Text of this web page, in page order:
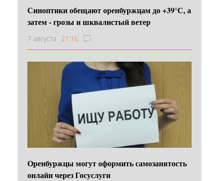
Синоптики обещают оренбуржцам до +39°С, а
затем - грозы и шквалистый ветер
7 августа 21:16
Оренбуржцы могут оформить самозанятость
онлайн через Госуслуги